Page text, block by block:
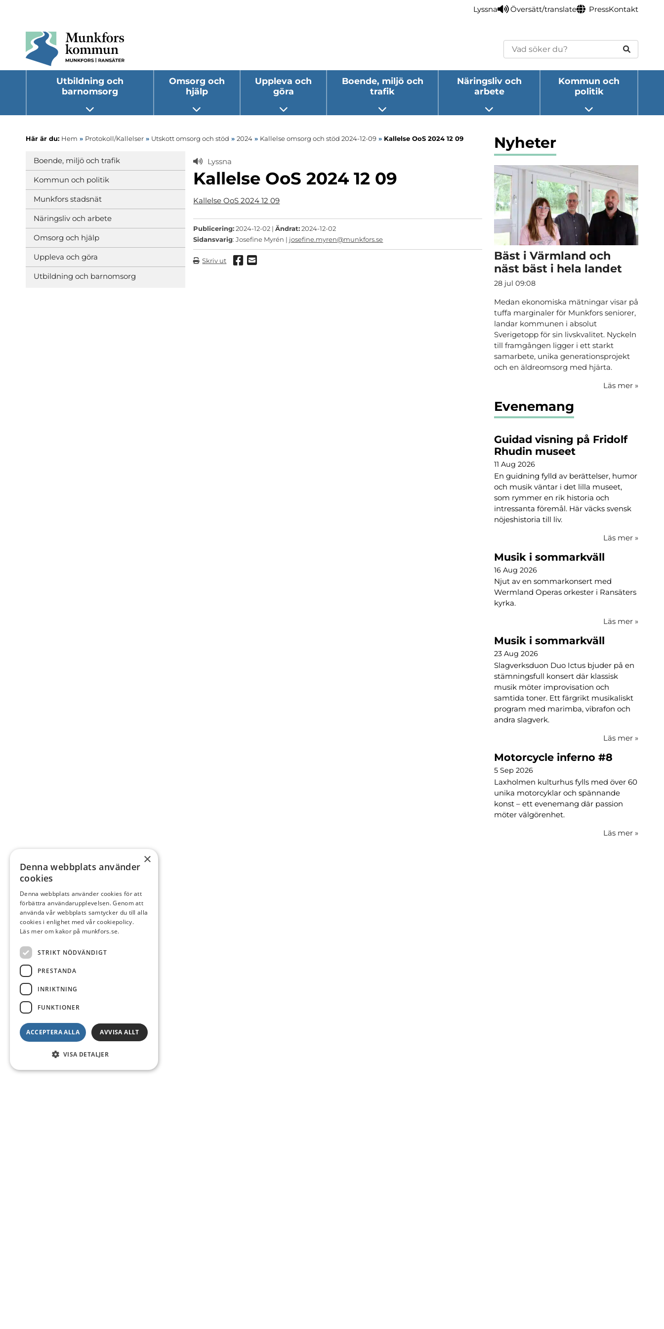
Lyssna Översätt/translate PressKontakt
Sök
Utbildning och
barnomsorg
Öppna undermeny
Omsorg och
hjälp
Öppna undermeny
Uppleva och
göra
Öppna undermeny
Boende, miljö och
trafik
Öppna undermeny
Näringsliv och
arbete
Öppna undermeny
Kommun och
politik
Öppna undermeny
Här är du: Hem » Protokoll/Kallelser » Utskott omsorg och stöd » 2024 » Kallelse omsorg och stöd 2024-12-09 » Kallelse OoS 2024 12 09
Boende, miljö och trafik
Kommun och politik
Munkfors stadsnät
Näringsliv och arbete
Omsorg och hjälp
Uppleva och göra
Utbildning och barnomsorg
Lyssna
Kallelse OoS 2024 12 09
Kallelse OoS 2024 12 09
Publicering:2024-12-02 |Ändrat:2024-12-02
Sidansvarig: Josefine Myrén | josefine.myren@munkfors.se
Skriv ut Dela via Facebook
Dela via mail
Nyheter
Bäst i Värmland och
näst bäst i hela landet
28 jul 09:08
Medan ekonomiska mätningar visar på
tuffa marginaler för Munkfors seniorer,
landar kommunen i absolut
Sverigetopp för sin livskvalitet. Nyckeln
till framgången ligger i ett starkt
samarbete, unika generationsprojekt
och en äldreomsorg med hjärta.
Läs mer »
Evenemang
Guidad visning på Fridolf
Rhudin museet
11 Aug 2026
En guidning fylld av berättelser, humor
och musik väntar i det lilla museet,
som rymmer en rik historia och
intressanta föremål. Här väcks svensk
nöjeshistoria till liv.
Läs mer »
Musik i sommarkväll
16 Aug 2026
Njut av en sommarkonsert med
Wermland Operas orkester i Ransäters
kyrka.
Läs mer »
Musik i sommarkväll
23 Aug 2026
Slagverksduon Duo Ictus bjuder på en
stämningsfull konsert där klassisk
musik möter improvisation och
samtida toner. Ett färgrikt musikaliskt
program med marimba, vibrafon och
andra slagverk.
Läs mer »
Motorcycle inferno #8
5 Sep 2026
Laxholmen kulturhus fylls med över 60
unika motorcyklar och spännande
konst – ett evenemang där passion
möter välgörenhet.
Läs mer »
×
Denna webbplats använder
cookies
Denna webbplats använder cookies för att
förbättra användarupplevelsen. Genom att
använda vår webbplats samtycker du till alla
cookies i enlighet med vår cookiepolicy.
Läs mer om kakor på munkfors.se.
STRIKT NÖDVÄNDIGT
PRESTANDA
INRIKTNING
FUNKTIONER
ACCEPTERA ALLA AVVISA ALLT
VISA DETALJER